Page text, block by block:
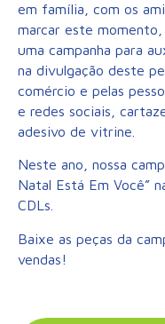
em família, com os
marcar este momento,
uma campanha para
na divulgação deste
comércio e pelas
e redes sociais,
adesivo de vitrine.
Neste ano, nossa
Natal Está Em Você”
CDLs.
Baixe as peças da
vendas!